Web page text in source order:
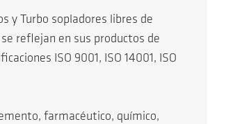
y Turbo sopladores libres de
reflejan en sus productos de
ISO 9001, ISO 14001, ISO
farmacéutico, químico,